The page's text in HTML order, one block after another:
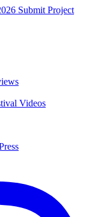
Submit Project
Videos